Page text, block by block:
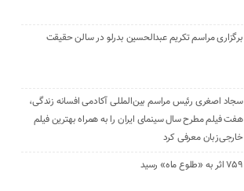
برگزاری مراسم تکریم عبدالحسین بدرلو در سالن حقیقت
سجاد اصغری رئیس مراسم بین‌المللی آکادمی افسانه زندگی،
هفت فیلم مطرح سال سینمای ایران را به همراه بهترین فیلم
خارجی‌زبان معرفی کرد
۷۵۹ اثر به «طلوع ماه» رسید